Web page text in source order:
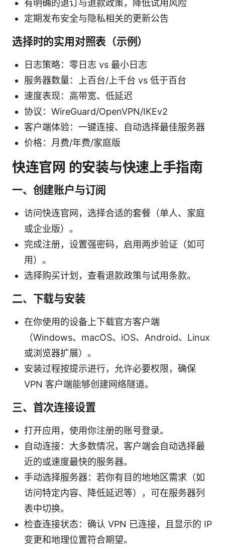
有明确的退订与退款政策，降低试用风险
定期发布安全与隐私相关的更新公告
选择时的实用对照表（示例）
日志策略：零日志 vs 最小日志
服务器数量：上百台/上千台 vs 低于百台
速度表现：高带宽、低延迟
协议：WireGuard/OpenVPN/IKEv2
客户端体验：一键连接、自动选择最佳服务器
价格：月费/年费/家庭版
快连官网 的安装与快速上手指南
一、创建账户与订阅
访问快连官网，选择合适的套餐（单人、家庭
或企业版）。
完成注册，设置强密码，启用两步验证（如可
用）。
选择购买计划，查看退款政策与试用条款。
二、下载与安装
在你使用的设备上下载官方客户端
（Windows、macOS、iOS、Android、Linux
或浏览器扩展）。
安装过程按提示进行，允许必要权限，确保
VPN 客户端能够创建网络隧道。
三、首次连接设置
打开应用，使用你注册的账号登录。
自动连接：大多数情况，客户端会自动选择最
近的或速度最快的服务器。
手动选择服务器：若你有目的地地区需求（如
访问特定内容、降低延迟等），可在服务器列
表中切换。
检查连接状态：确认 VPN 已连接，且显示的 IP
变更和地理位置符合期望。